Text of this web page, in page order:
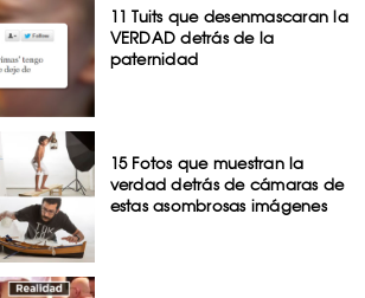
11 Tuits que desenmascaran la
VERDAD detrás de la
paternidad
15 Fotos que muestran la
verdad detrás de cámaras de
estas asombrosas imágenes